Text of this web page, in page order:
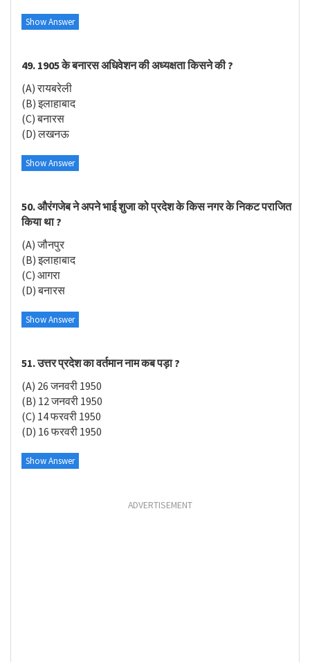
Show Answer
49. 1905 के बनारस अधिवेशन की अध्यक्षता किसने की ?
(A) रायबरेली
(B) इलाहाबाद
(C) बनारस
(D) लखनऊ
Show Answer
50. औरंगजेब ने अपने भाई शुजा को प्रदेश के किस नगर के निकट पराजित
किया था ?
(A) जौनपुर
(B) इलाहाबाद
(C) आगरा
(D) बनारस
Show Answer
51. उत्तर प्रदेश का वर्तमान नाम कब पड़ा ?
(A) 26 जनवरी 1950
(B) 12 जनवरी 1950
(C) 14 फरवरी 1950
(D) 16 फरवरी 1950
Show Answer
ADVERTISEMENT